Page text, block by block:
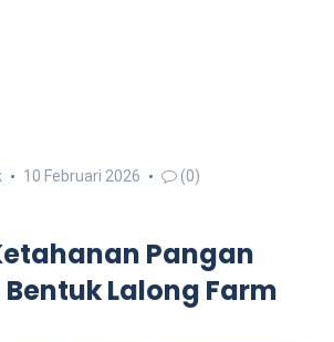
10 Februari 2026 (0)
Pangan
Lalong Farm